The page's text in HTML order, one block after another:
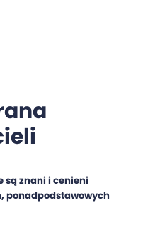
są znani i cenieni
ponadpodstawowych